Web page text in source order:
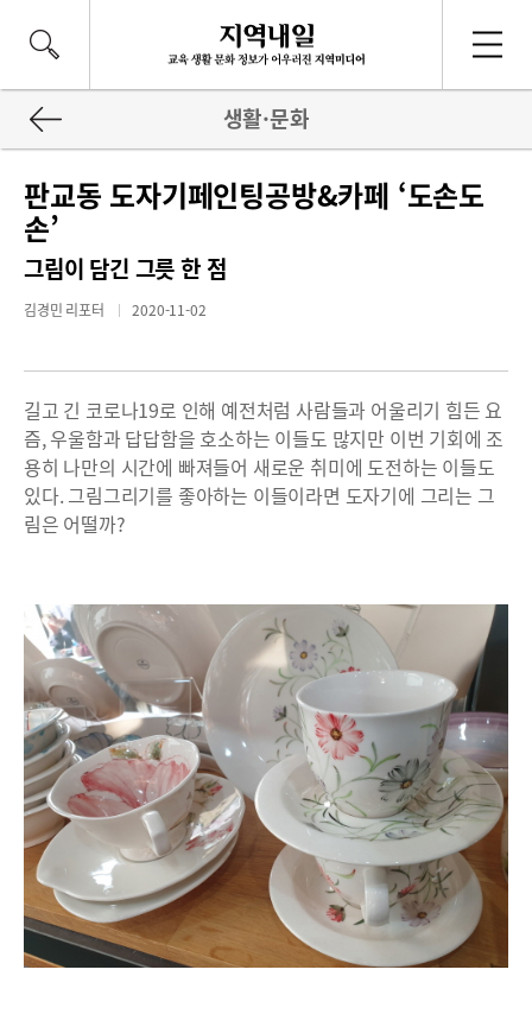
생활·문화
판교동 도자기페인팅공방&카페 ‘도손도
손’
그림이 담긴 그릇 한 점
김경민 리포터 2020-11-02
길고 긴 코로나19로 인해 예전처럼 사람들과 어울리기 힘든 요
즘, 우울함과 답답함을 호소하는 이들도 많지만 이번 기회에 조
용히 나만의 시간에 빠져들어 새로운 취미에 도전하는 이들도
있다. 그림그리기를 좋아하는 이들이라면 도자기에 그리는 그
림은 어떨까?